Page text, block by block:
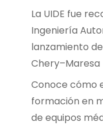
La UIDE fue
Ingeniería
lanzamiento
Chery–Maresa
Conoce cómo
formación en
de equipos